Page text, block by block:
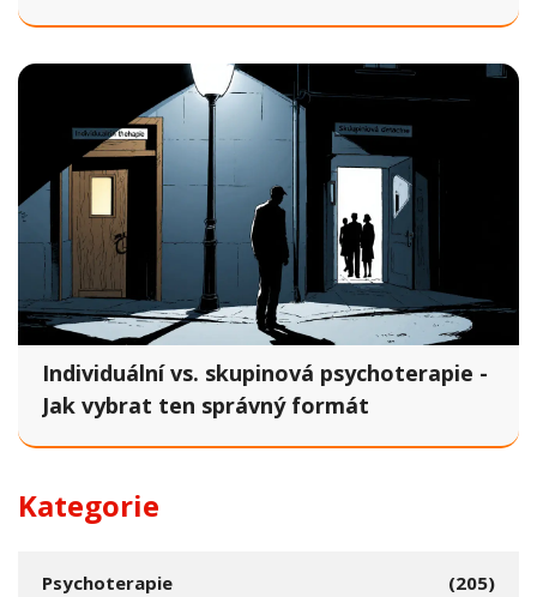
Individuální vs. skupinová psychoterapie -
Jak vybrat ten správný formát
Kategorie
Psychoterapie (205)